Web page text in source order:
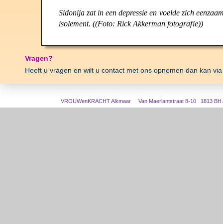
VROUWenKRACHT Alkmaar Van Maerlantstraat 8-10 1813
Vragen?
Heeft u vragen en wilt u contact met ons opnemen dan kan
Sidonija zatin een depressie en voeldezich
isolement. ((Foto: RickAkkerman fotografie))